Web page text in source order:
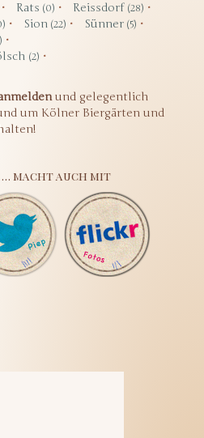
Rats (0) Reissdorf (28)
Sion (22) Sünner (5)
(2)
und gelegentlich
um Kölner Biergärten und
macht auch mit